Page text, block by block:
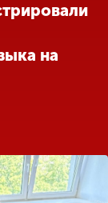
на